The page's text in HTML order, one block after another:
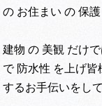
の お住まい の 保
建物 の 美観 だけ
で 防水性 を上げ皆
するお手伝いをし